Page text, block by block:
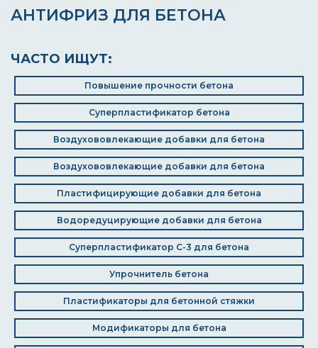
АНТИФРИЗ ДЛЯ БЕТОНА
ЧАСТО ИЩУТ:
Повышение прочности бетона
Суперпластификатор бетона
Воздухововлекающие добавки для бетона
Воздухововлекающие добавки для бетона
Пластифицирующие добавки для бетона
Водоредуцирующие добавки для бетона
Суперпластификатор С-3 для бетона
Упрочнитель бетона
Пластификаторы для бетонной стяжки
Модификаторы для бетона